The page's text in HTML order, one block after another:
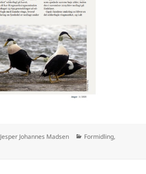
Forfatter
Jesper Johannes Madsen Kategorier
Formidling,